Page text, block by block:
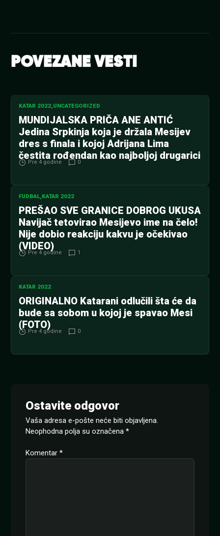
POVEZANE VESTI
KATAR 2022,UNCATEGORIZED
MUNDIJALSKA PRIČA ANE ANTIĆ
Jedina Srpkinja koja je držala Mesijev
dres s finala i kojoj Adrijana Lima
čestita rođendan kao najboljoj drugarici
Pre 4 godine 0
FUDBAL,KATAR 2022
PREŠAO SVE GRANICE DOBROG UKUSA
Navijač tetovirao Mesijevo ime na čelo!
Nije dobio reakciju kakvu je očekivao
(VIDEO)
Pre 4 godine 1
KATAR 2022
ORIGINALNO Katarani odlučili šta će da
bude sa sobom u kojoj je spavao Mesi
(FOTO)
Pre 4 godine 0
Ostavite odgovor
Vaša adresa e-pošte neće biti objavljena.
Neophodna polja su označena *
Komentar *